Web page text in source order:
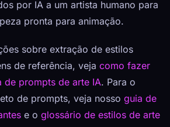
por IA a um artista humano para
pronta para animação.
sobre extração de estilos
de referência, veja como fazer
de prompts de arte IA. Para o
de prompts, veja nosso guia de
e o glossário de estilos de arte